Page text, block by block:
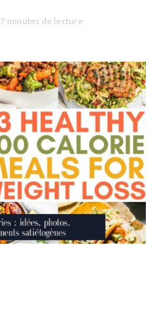
7 minutes de lecture